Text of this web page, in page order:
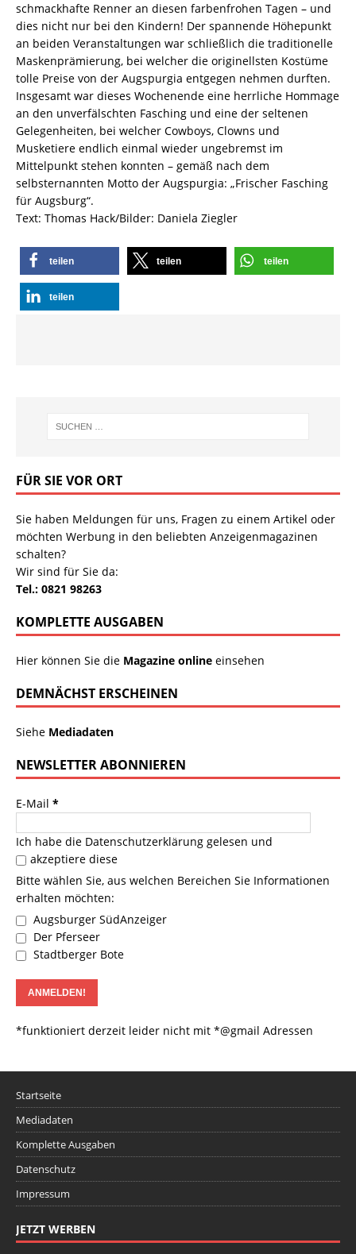
schmackhafte Renner an diesen farbenfrohen Tagen – und
dies nicht nur bei den Kindern! Der spannende Höhepunkt
an beiden Veranstaltungen war schließlich die traditionelle
Maskenprämierung, bei welcher die originellsten Kostüme
tolle Preise von der Augspurgia entgegen nehmen durften.
Insgesamt war dieses Wochenende eine herrliche Hommage
an den unverfälschten Fasching und eine der seltenen
Gelegenheiten, bei welcher Cowboys, Clowns und
Musketiere endlich einmal wieder ungebremst im
Mittelpunkt stehen konnten – gemäß nach dem
selbsternannten Motto der Augspurgia: „Frischer Fasching
für Augsburg“.
Text: Thomas Hack/Bilder: Daniela Ziegler
teilen teilen teilen
teilen
FÜR SIE VOR ORT
Sie haben Meldungen für uns, Fragen zu einem Artikel oder
möchten Werbung in den beliebten Anzeigenmagazinen
schalten?
Wir sind für Sie da:
Tel.: 0821 98263
KOMPLETTE AUSGABEN
Hier können Sie die Magazine online einsehen
DEMNÄCHST ERSCHEINEN
Siehe Mediadaten
NEWSLETTER ABONNIEREN
E-Mail *
Ich habe die Datenschutzerklärung gelesen und
akzeptiere diese
Bitte wählen Sie, aus welchen Bereichen Sie Informationen
erhalten möchten:
Augsburger SüdAnzeiger
Der Pferseer
Stadtberger Bote
*funktioniert derzeit leider nicht mit *@gmail Adressen
Startseite
Mediadaten
Komplette Ausgaben
Datenschutz
Impressum
JETZT WERBEN